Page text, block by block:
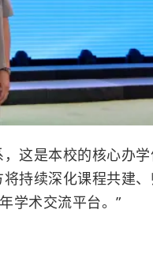
这是本校的核心办
持续深化课程共建
学术交流平台。”